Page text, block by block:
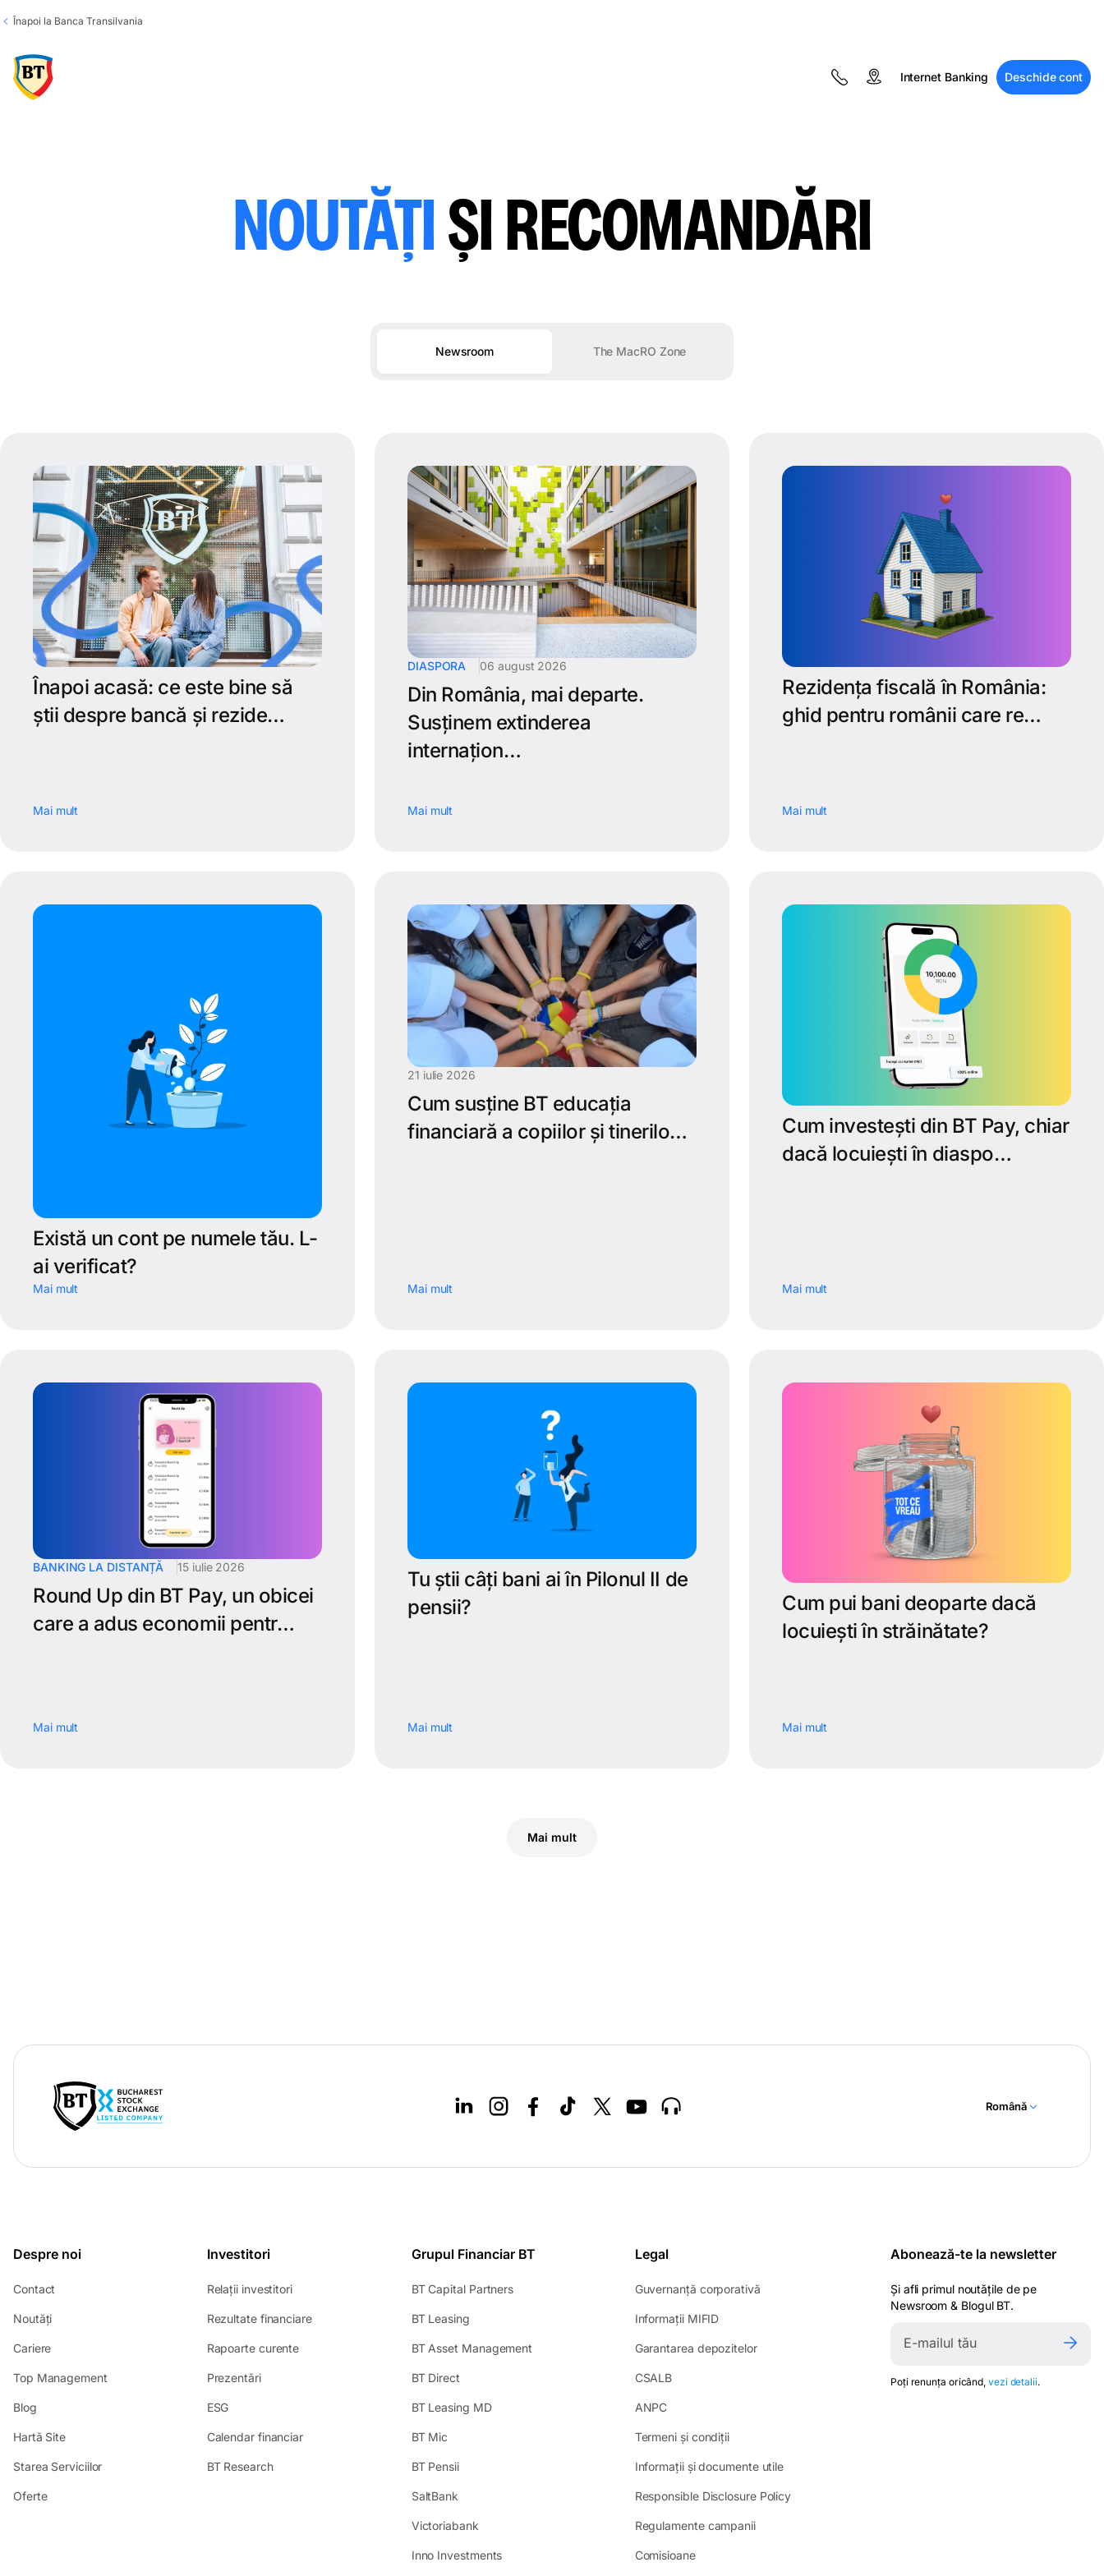
Înapoi la Banca Transilvania
Internet Banking Deschide cont
NOUTĂȚIȘI RECOMANDĂRI
Newsroom The MacRO Zone
Înapoi acasă: ce este bine să
știi despre bancă și rezide…
Mai mult
DIASPORA 06 august 2026
Din România, mai departe.
Susținem extinderea
internațion…
Mai mult
Rezidența fiscală în România:
ghid pentru românii care re…
Mai mult
Există un cont pe numele tău. L-
ai verificat?
Mai mult
21 iulie 2026
Cum susține BT educația
financiară a copiilor și tinerilo…
Mai mult
Cum investești din BT Pay, chiar
dacă locuiești în diaspo…
Mai mult
BANKING LA DISTANȚĂ 15 iulie 2026
Round Up din BT Pay, un obicei
care a adus economii pentr…
Mai mult
Tu știi câți bani ai în Pilonul II de
pensii?
Mai mult
Cum pui bani deoparte dacă
locuiești în străinătate?
Mai mult
Mai mult
Română
Despre noi
Contact
Noutăți
Cariere
Top Management
Blog
Hartă Site
Starea Serviciilor
Oferte
Investitori
Relații investitori
Rezultate financiare
Rapoarte curente
Prezentări
ESG
Calendar financiar
BT Research
Grupul Financiar BT
BT Capital Partners
BT Leasing
BT Asset Management
BT Direct
BT Leasing MD
BT Mic
BT Pensii
SaltBank
Victoriabank
Inno Investments
Legal
Guvernanță corporativă
Informații MIFID
Garantarea depozitelor
CSALB
ANPC
Termeni și condiții
Informații și documente utile
Responsible Disclosure Policy
Regulamente campanii
Comisioane
Abonează-te la newsletter
Și afli primul noutățile de pe
Newsroom & Blogul BT.
Poți renunța oricând, vezi detalii.